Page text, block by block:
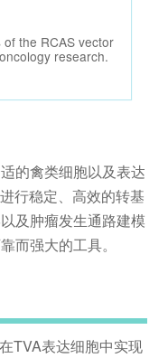
of the RCAS vector
research.
的禽类细胞以及表达
行稳定、高效的转基
及肿瘤发生通路建模
而强大的工具。
TVA表达细胞中实现